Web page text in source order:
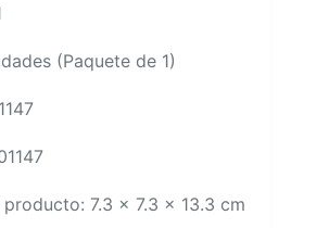
(Paquete de 1)
7.3 x 7.3 x 13.3 cm